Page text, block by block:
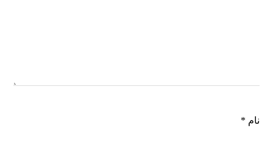
نام *